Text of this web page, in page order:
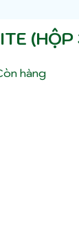
(HỘP
hàng